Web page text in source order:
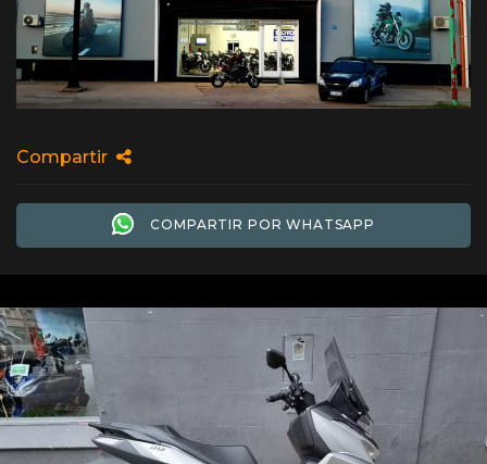
Compartir
COMPARTIR POR WHATSAPP